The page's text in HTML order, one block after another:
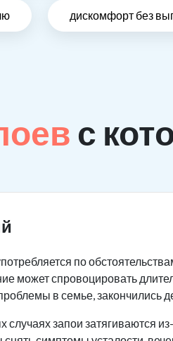
дискомфорт без
с
по
может спровоцировать
в семье, закончились
случаях запои затягиваются